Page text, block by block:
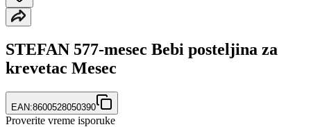
STEFAN 577-mesec Bebi posteljina za
krevetac Mesec
EAN:8600528050390
Proverite vreme isporuke